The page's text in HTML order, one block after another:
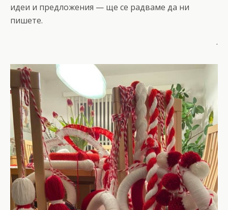
идеи и предложения — ще се радваме да ни
пишете.
.